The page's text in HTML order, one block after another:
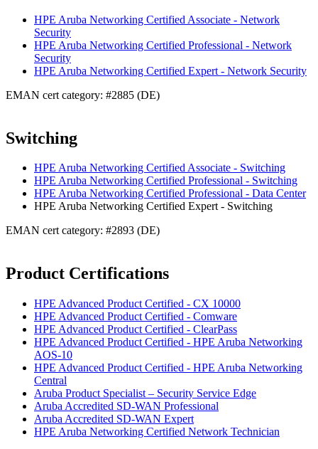
HPE Aruba Networking Certified Associate - Network
Security
HPE Aruba Networking Certified Professional - Network
Security
HPE Aruba Networking Certified Expert - Network Security
EMAN cert category: #2885 (DE)
Switching
HPE Aruba Networking Certified Associate - Switching
HPE Aruba Networking Certified Professional - Switching
HPE Aruba Networking Certified Professional - Data Center
HPE Aruba Networking Certified Expert - Switching
EMAN cert category: #2893 (DE)
Product Certifications
HPE Advanced Product Certified - CX 10000
HPE Advanced Product Certified - Comware
HPE Advanced Product Certified - ClearPass
HPE Advanced Product Certified - HPE Aruba Networking
AOS-10
HPE Advanced Product Certified - HPE Aruba Networking
Central
Aruba Product Specialist – Security Service Edge
Aruba Accredited SD-WAN Professional
Aruba Accredited SD-WAN Expert
HPE Aruba Networking Certified Network Technician